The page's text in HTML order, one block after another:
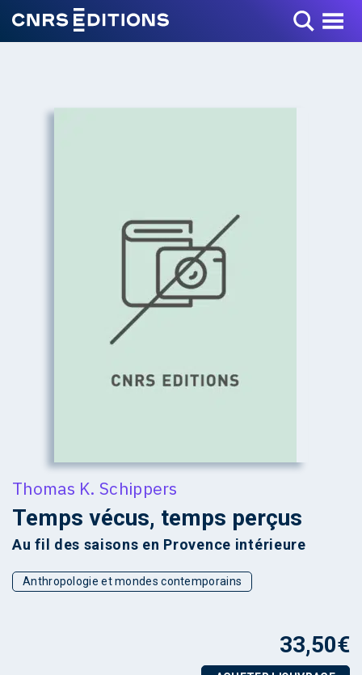
Toggle Menu
Thomas K. Schippers
Temps vécus, temps perçus
Au fil des saisons en Provence intérieure
Anthropologie et mondes contemporains
33,50€